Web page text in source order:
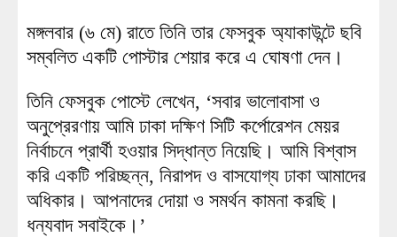
মঙ্গলবার (৬ মে) রাতে তিনি তার ফেসবুক অ্যাকাউন্টে ছবি
সম্বলিত একটি পোস্টার শেয়ার করে এ ঘোষণা দেন।
তিনি ফেসবুক পোস্টে লেখেন, ‘সবার ভালোবাসা ও
অনুপ্রেরণায় আমি ঢাকা দক্ষিণ সিটি কর্পোরেশন মেয়র
নির্বাচনে প্রার্থী হওয়ার সিদ্ধান্ত নিয়েছি। আমি বিশ্বাস
করি একটি পরিচ্ছন্ন, নিরাপদ ও বাসযোগ্য ঢাকা আমাদের
অধিকার। আপনাদের দোয়া ও সমর্থন কামনা করছি।
ধন্যবাদ সবাইকে।’